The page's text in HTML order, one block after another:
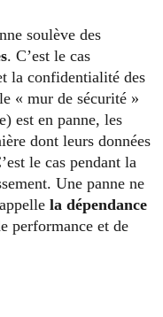
soulève des
. C’est le cas
la confidentialité des
« mur de sécurité »
est en panne, les
dont leurs données
le cas pendant la
Une panne ne
la dépendance
performance et de